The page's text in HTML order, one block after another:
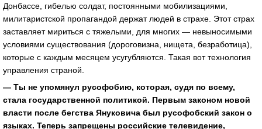
Донбассе, гибелью солдат, постоянными мобилизациями,
милитаристской пропагандой держат людей в страхе. Этот страх
заставляет мириться с тяжелыми, для многих — невыносимыми
условиями существования (дороговизна, нищета, безработица),
которые с каждым месяцем усугубляются. Такая вот технология
управления страной.
— Ты не упомянул русофобию, которая, судя по всему,
стала государственной политикой. Первым законом новой
власти после бегства Януковича был русофобский закон о
языках. Теперь запрещены российские телевидение,